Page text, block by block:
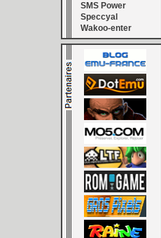
SMS Power
Speccyal
Wakoo-enter